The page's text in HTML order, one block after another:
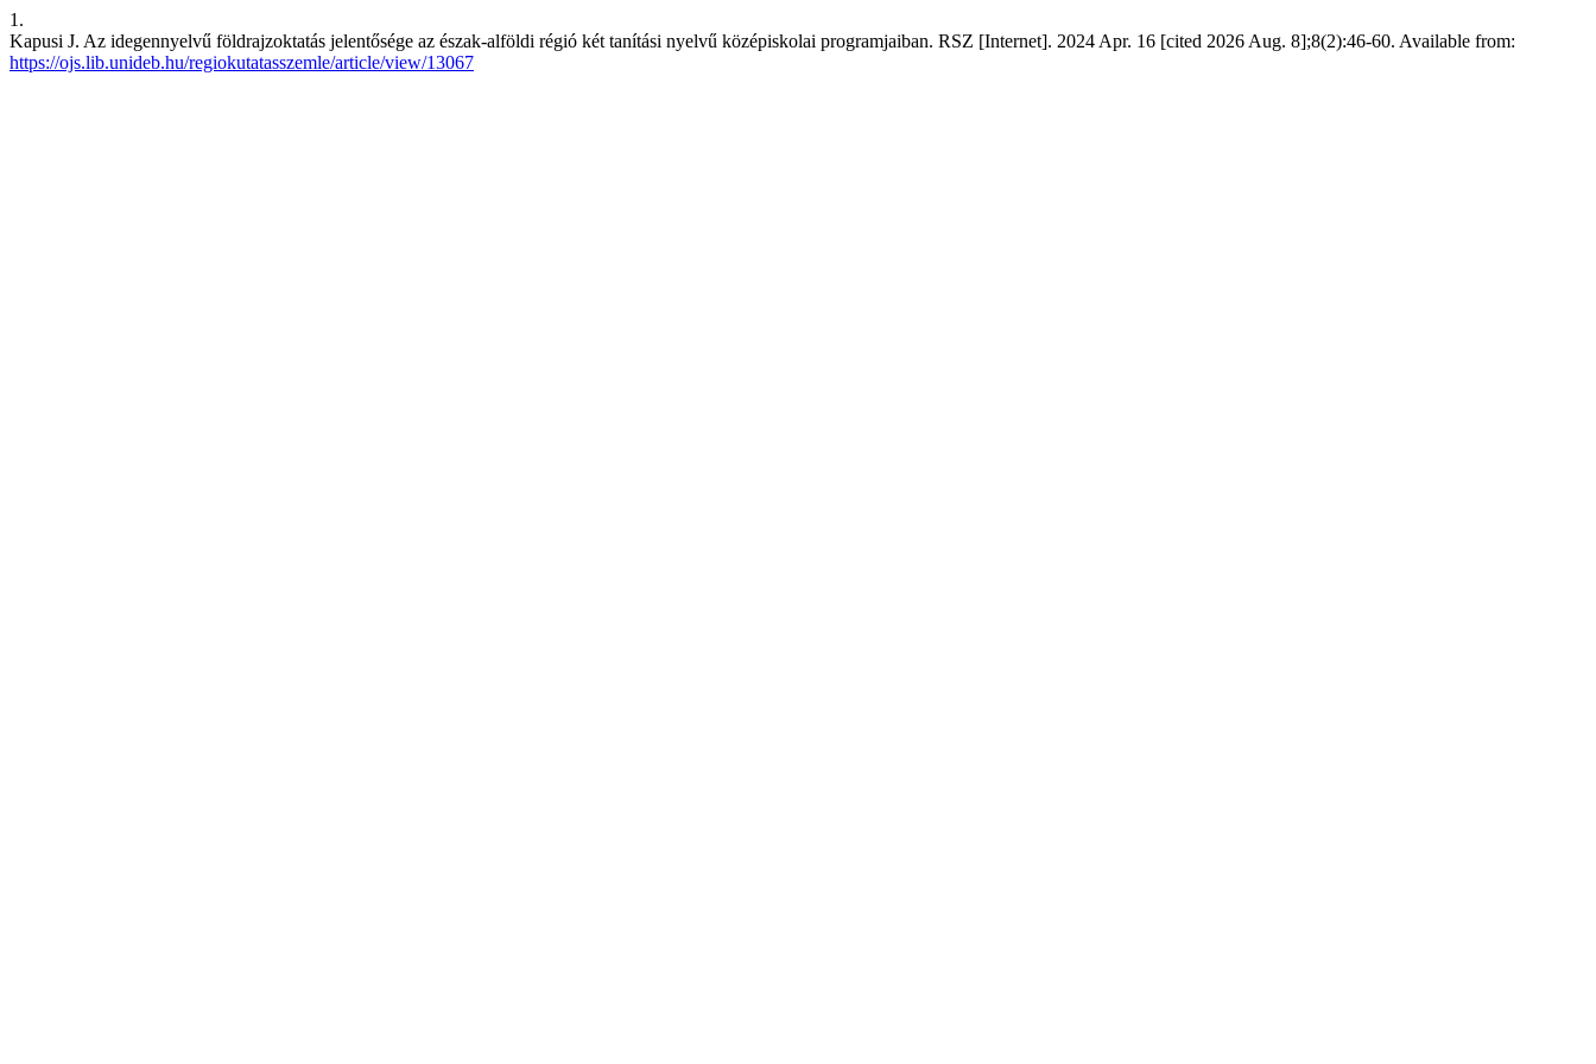
1.
Kapusi J. Az idegennyelvű földrajzoktatás jelentősége az észak-alföldi régió két tanítási nyelvű középiskolai programjaiban. RSZ [Internet]. 2024 Apr. 16 [cited 2026 Aug. 8];8(2):46-60. Available from:
https://ojs.lib.unideb.hu/regiokutatasszemle/article/view/13067